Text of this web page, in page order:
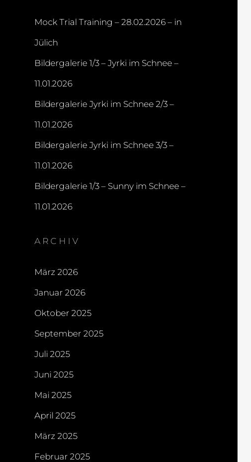
Mock Trial Training – 28.02.2026 – in
Jülich
Bildergalerie 1/3 – Jyrki im Schnee –
11.01.2026
Bildergalerie Jyrki im Schnee 2/3 –
11.01.2026
Bildergalerie Jyrki im Schnee 3/3 –
11.01.2026
Bildergalerie 1/3 – Sunny im Schnee –
11.01.2026
ARCHIV
März 2026
Januar 2026
Oktober 2025
September 2025
Juli 2025
Juni 2025
Mai 2025
April 2025
März 2025
Februar 2025